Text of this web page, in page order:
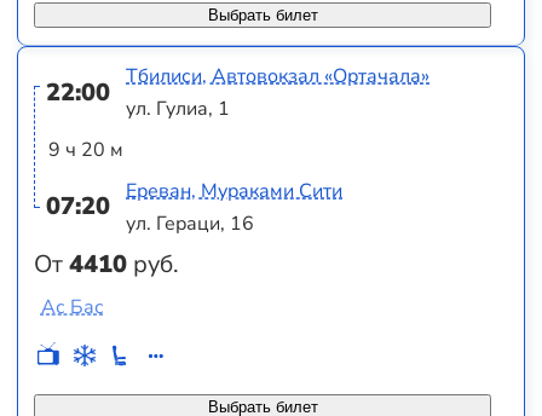
Выбрать билет
22:00
9 ч 20 м
07:20
От4410 руб.
Тбилиси, Автовокзал «Ортачала»
ул. Гулиа, 1
Ереван, Мураками Сити
ул. Гераци, 16
Выбрать билет
Ас Бас